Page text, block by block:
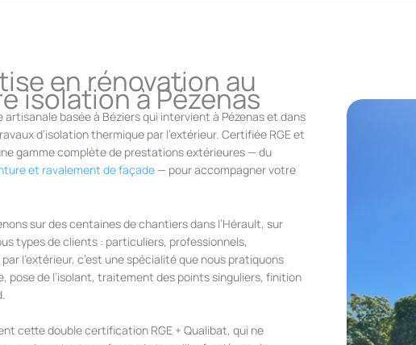
en rénovation au
isolation à Pézenas
artisanale basée à Béziers qui intervient à Pézenas et dans
d’isolation thermique par l’extérieur. Certifiée RGE et
gamme complète de prestations extérieures — du
et ravalement de façade — pour accompagner votre
sur des centaines de chantiers dans l’Hérault, sur
types de clients : particuliers, professionnels,
l’extérieur, c’est une spécialité que nous pratiquons
pose de l’isolant, traitement des points singuliers, finition
cette double certification RGE + Qualibat, qui ne